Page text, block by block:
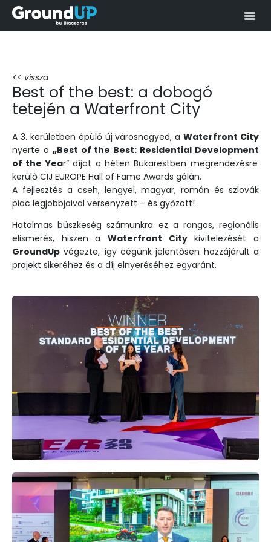
<< vissza
Best of the best: a dobogó
tetején a Waterfront City
A 3. kerületben épülő új városnegyed, aWaterfront City
nyerte a „Best of the Best: Residential Development
of the Year” díjat a héten Bukarestben megrendezésre
kerülő CIJ EUROPE Hall of Fame Awards gálán.
A fejlesztés a cseh, lengyel, magyar, román és szlovák
piac legjobbjaival versenyzett – és győzött!
Hatalmas büszkeség számunkra ez a rangos, regionális
elismerés, hiszen a Waterfront Citykivitelezését a
GroundUp végezte, így cégünk jelentősen hozzájárult a
projekt sikeréhez és a díj elnyeréséhez egyaránt.